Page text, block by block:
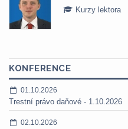
Kurzy lektora
KONFERENCE
01.10.2026
Trestní právo daňové - 1.10.2026
02.10.2026